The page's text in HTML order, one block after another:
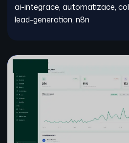
ai-integrace, automatizace,
lead-generation, n8n